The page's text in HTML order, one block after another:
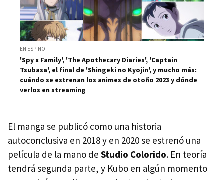
EN ESPINOF
'Spy x Family', 'The Apothecary Diaries', 'Captain
Tsubasa', el final de 'Shingeki no Kyojin', y mucho más:
cuándo se estrenan los animes de otoño 2023 y dónde
verlos en streaming
El manga se publicó como una historia
autoconclusiva en 2018 y en 2020 se estrenó una
película de la mano de Studio Colorido. En teoría
tendrá segunda parte, y Kubo en algún momento